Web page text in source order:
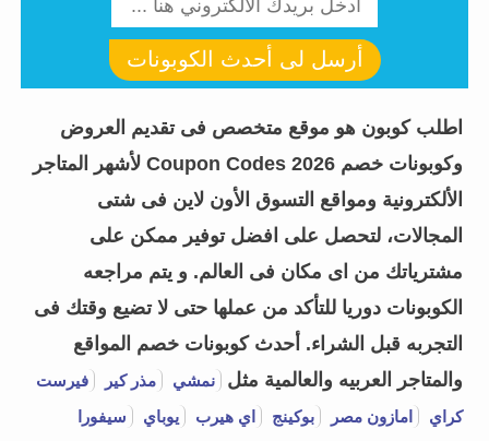
أرسل لى أحدث الكوبونات
اطلب كوبون هو موقع متخصص فى تقديم العروض
وكوبونات خصم Coupon Codes 2026 لأشهر المتاجر
الألكترونية ومواقع التسوق الأون لاين فى شتى
المجالات، لتحصل على افضل توفير ممكن على
مشترياتك من اى مكان فى العالم. و يتم مراجعه
الكوبونات دوريا للتأكد من عملها حتى لا تضيع وقتك فى
التجربه قبل الشراء. أحدث كوبونات خصم المواقع
والمتاجر العربيه والعالمية مثل
نمشي مذر كير
فيرست
كراي
امازون مصر بوكينج اي هيرب يوباي
سيفورا